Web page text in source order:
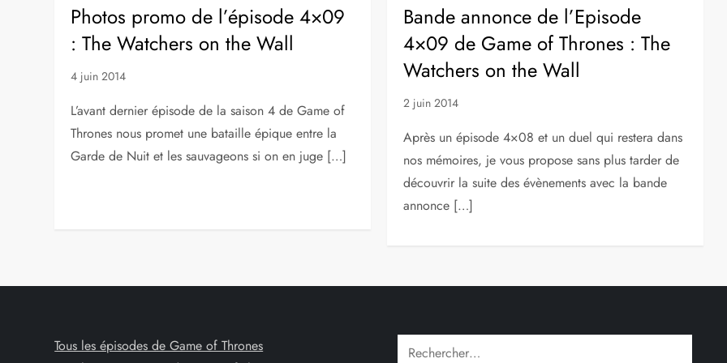
Photos promo de l’épisode 4×09
: The Watchers on the Wall
4 juin 2014
L’avant dernier épisode de la saison 4 de Game of
Thrones nous promet une bataille épique entre la
Garde de Nuit et les sauvageons si on en juge […]
Bande annonce de l’Episode
4×09 de Game of Thrones : The
Watchers on the Wall
2 juin 2014
Après un épisode 4×08 et un duel qui restera dans
nos mémoires, je vous propose sans plus tarder de
découvrir la suite des évènements avec la bande
annonce […]
Tous les épisodes de Game of Thrones
Rechercher :